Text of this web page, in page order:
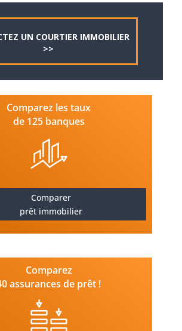
UN COURTIER IMMOBILIER
>>
Comparez les taux
de 125 banques
Comparer
prêt immobilier
Comparez
assurances de prêt !